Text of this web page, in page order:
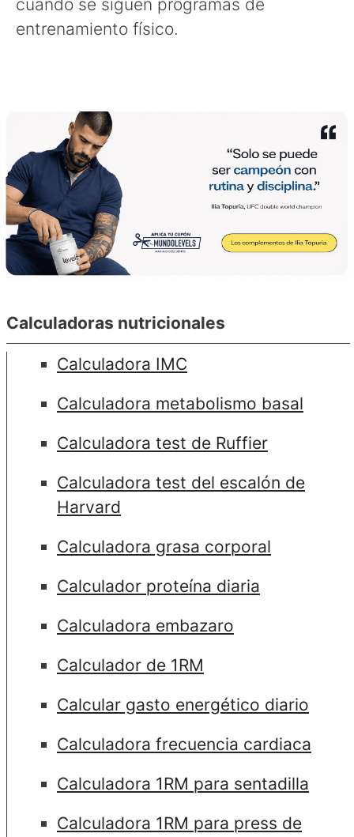
cuando se siguen programas de
entrenamiento físico.
Calculadoras nutricionales
Calculadora IMC
Calculadora metabolismo basal
Calculadora test de Ruffier
Calculadora test del escalón de
Harvard
Calculadora grasa corporal
Calculador proteína diaria
Calculadora embazaro
Calculador de 1RM
Calcular gasto energético diario
Calculadora frecuencia cardiaca
Calculadora 1RM para sentadilla
Calculadora 1RM para press de